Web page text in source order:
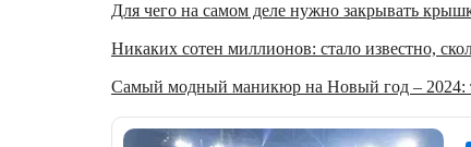
Для чего на самом деле нужно закрывать
Никаких сотен миллионов: стало известно,
Самый модный маникюр на Новый год – 2024: